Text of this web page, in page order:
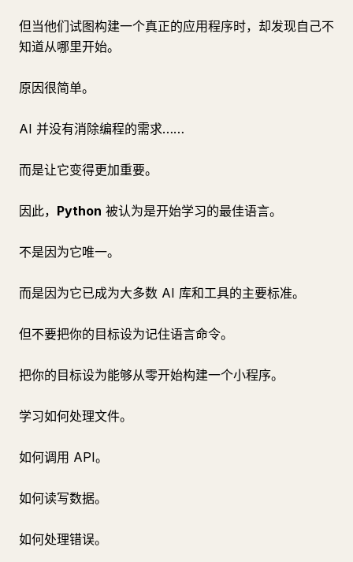
但当他们试图构建一个真正的应用程序时，却发现自己不
知道从哪里开始。
原因很简单。
AI 并没有消除编程的需求……
而是让它变得更加重要。
因此， Python 被认为是开始学习的最佳语言。
不是因为它唯一。
而是因为它已成为大多数 AI 库和工具的主要标准。
但不要把你的目标设为记住语言命令。
把你的目标设为能够从零开始构建一个小程序。
学习如何处理文件。
如何调用 API。
如何读写数据。
如何处理错误。